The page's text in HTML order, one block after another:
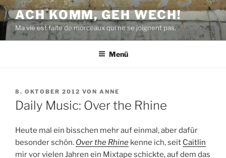
Zum
Inhalt
springen
ACH KOMM, GEH WECH!
Ma vie est faite de morceaux qui ne se joignent pas.
Menü
VERÖFFENTLICHT
AM
8. OKTOBER 2012 VON ANNE
Daily Music: Over the Rhine
Heute mal ein bisschen mehr auf einmal, aber dafür
besonder schön. Over the Rhine kenne ich, seit Caitlin
mir vor vielen Jahren ein Mixtape schickte, auf dem das